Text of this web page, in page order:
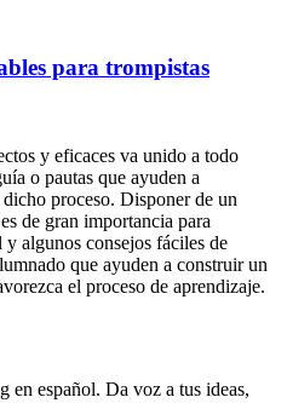
para trompistas
y eficaces va unido a todo
o pautas que ayuden a
proceso. Disponer de un
de gran importancia para
algunos consejos fáciles de
que ayuden a construir un
el proceso de aprendizaje.
en español. Da voz a tus ideas,